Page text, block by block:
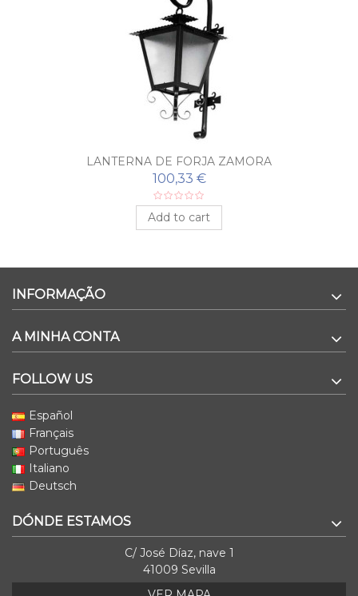
LANTERNA DE FORJA ZAMORA
100,33 €
Add to cart
INFORMAÇÃO
A MINHA CONTA
FOLLOW US
Español
Français
Português
Italiano
Deutsch
DÓNDE ESTAMOS
C/ José Díaz, nave 1
41009 Sevilla